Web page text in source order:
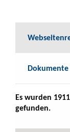
Dokumente
Es wurden
gefunden.